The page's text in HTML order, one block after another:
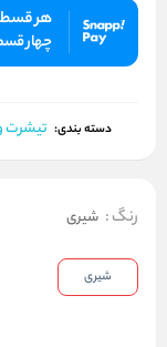
هر قسط
چهار
دسته بندی: تیشرت
رنگ: شیری
شیری